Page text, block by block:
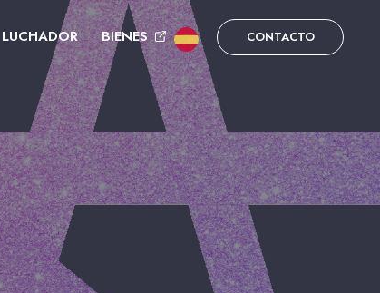
LUCHADOR BIENES CONTACTO